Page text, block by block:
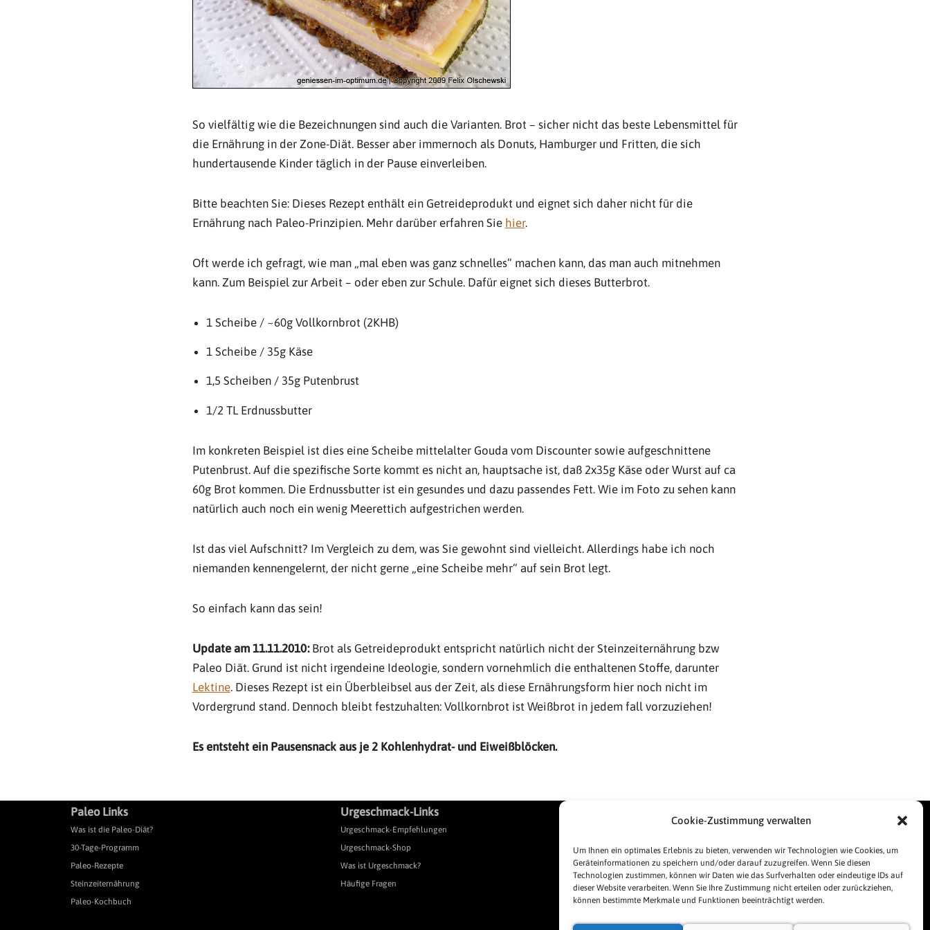
Cookie-Zustimmung verwalten
Um Ihnen ein optimales Erlebnis zu bieten, verwenden wir Technologien wie Cookies, um
Geräteinformationen zu speichern und/oder darauf zuzugreifen. Wenn Sie diesen
Technologien zustimmen, können wir Daten wie das Surfverhalten oder eindeutige IDs auf
dieser Website verarbeiten. Wenn Sie Ihre Zustimmung nicht erteilen oder zurückziehen,
können bestimmte Merkmale und Funktionen beeinträchtigt werden.
So vielfältig wie die Bezeichnungen sind auch die Varianten. Brot – sicher nicht das beste Lebensmittel für
die Ernährung in der Zone-Diät. Besser aber immernoch als Donuts, Hamburger und Fritten, die sich
hundertausende Kinder täglich in der Pause einverleiben.
Bitte beachten Sie: Dieses Rezept enthält ein Getreideprodukt und eignet sich daher nicht für die
Ernährung nach Paleo-Prinzipien. Mehr darüber erfahren Sie hier.
Oft werde ich gefragt, wie man „mal eben was ganz schnelles“ machen kann, das man auch mitnehmen
kann. Zum Beispiel zur Arbeit – oder eben zur Schule. Dafür eignet sich dieses Butterbrot.
1 Scheibe / ~60g Vollkornbrot (2KHB)
1 Scheibe / 35g Käse
1,5 Scheiben / 35g Putenbrust
1/2 TL Erdnussbutter
Im konkreten Beispiel ist dies eine Scheibe mittelalter Gouda vom Discounter sowie aufgeschnittene
Putenbrust. Auf die spezifische Sorte kommt es nicht an, hauptsache ist, daß 2x35g Käse oder Wurst auf ca
60g Brot kommen. Die Erdnussbutter ist ein gesundes und dazu passendes Fett. Wie im Foto zu sehen kann
natürlich auch noch ein wenig Meerettich aufgestrichen werden.
Ist das viel Aufschnitt? Im Vergleich zu dem, was Sie gewohnt sind vielleicht. Allerdings habe ich noch
niemanden kennengelernt, der nicht gerne „eine Scheibe mehr“ auf sein Brot legt.
So einfach kann das sein!
Update am 11.11.2010:Brot als Getreideprodukt entspricht natürlich nicht der Steinzeiternährung bzw
Paleo Diät. Grund ist nicht irgendeine Ideologie, sondern vornehmlich die enthaltenen Stoffe, darunter
Lektine. Dieses Rezept ist ein Überbleibsel aus der Zeit, als diese Ernährungsform hier noch nicht im
Vordergrund stand. Dennoch bleibt festzuhalten: Vollkornbrot ist Weißbrot in jedem fall vorzuziehen!
Es entsteht ein Pausensnack aus je 2 Kohlenhydrat- und Eiweißblöcken.
Paleo Links
Was ist die Paleo-Diät?
30-Tage-Programm
Paleo-Rezepte
Steinzeiternährung
Paleo-Kochbuch
Urgeschmack-Links
Urgeschmack-Empfehlungen
Urgeschmack-Shop
Was ist Urgeschmack?
Häufige Fragen
Pressespiegel
Allgemeine Geschäftsbedingungen
Impressum
Datenschutzerklärung